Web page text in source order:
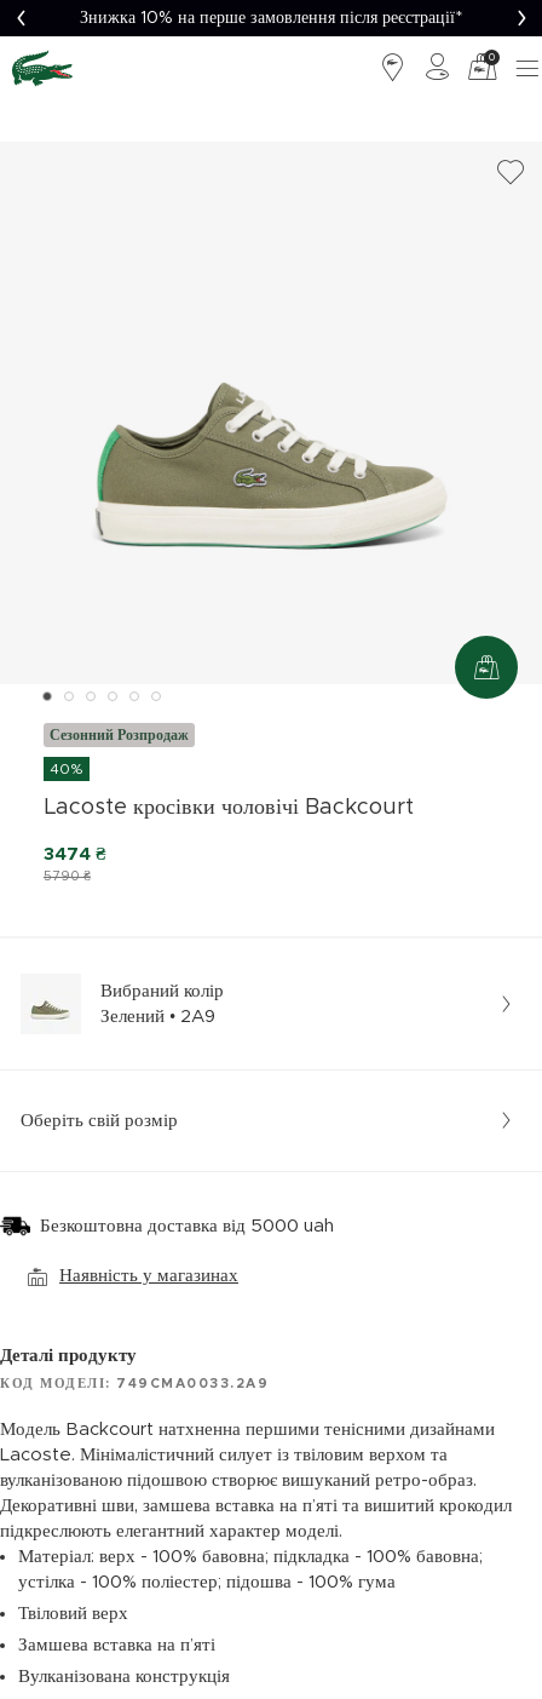
Знижка 10% на перше замовлення після реєстрації*
0
Сезонний Розпродаж
40%
Lacoste кросівки чоловічі Backcourt
5790 ₴
3474 ₴
Вибраний колір
Зелений • 2A9
Оберіть свій розмір
Безкоштовна доставка від 5000 uah
Наявність у магазинах
Деталі продукту
КОД МОДЕЛІ: 749CMA0033.2A9
Модель Backcourt натхненна першими тенісними дизайнами
Lacoste. Мінімалістичний силует із твіловим верхом та
вулканізованою підошвою створює вишуканий ретро-образ.
Декоративні шви, замшева вставка на п’яті та вишитий крокодил
підкреслюють елегантний характер моделі.
Матеріал: верх - 100% бавовна; підкладка - 100% бавовна;
устілка - 100% поліестер; підошва - 100% гума
Твіловий верх
Замшева вставка на п’яті
Вулканізована конструкція
5000₴*